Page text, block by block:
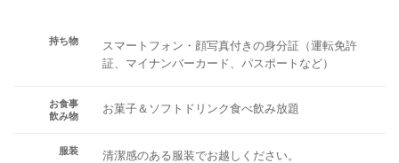
持ち物
スマートフォン・顔写真付きの身分証（運転免許
証、マイナンバーカード、パスポートなど）
お食事
飲み物
お菓子＆ソフトドリンク食べ飲み放題
服装 清潔感のある服装でお越しください。